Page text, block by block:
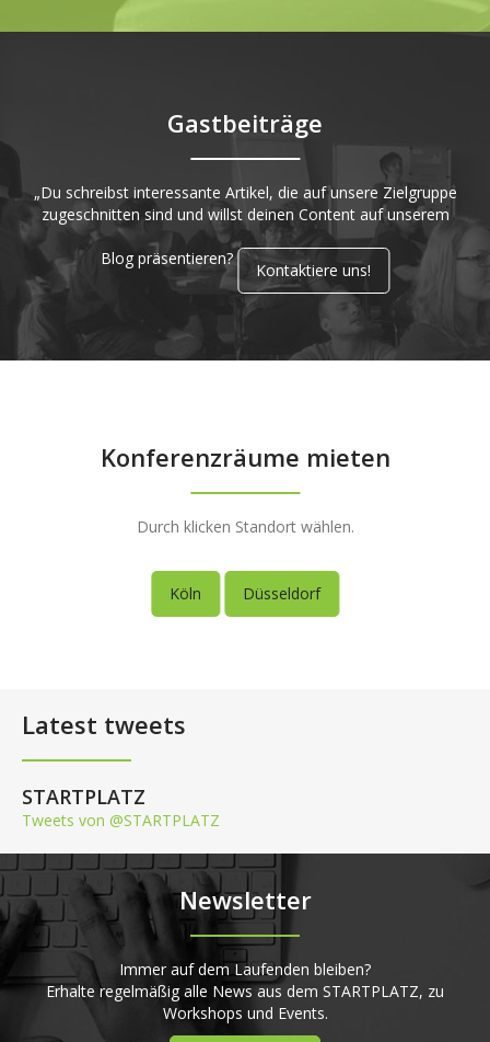
Gastbeiträge
„Du schreibst interessante Artikel, die auf unsere Zielgruppe
zugeschnitten sind und willst deinen Content auf unserem
Blog präsentieren?
Kontaktiere uns!
Konferenzräume mieten
Durch klicken Standort wählen.
Köln Düsseldorf
Latest tweets
STARTPLATZ
Tweets von @STARTPLATZ
Newsletter
Immer auf dem Laufenden bleiben?
Erhalte regelmäßig alle News aus dem STARTPLATZ, zu
Workshops und Events.